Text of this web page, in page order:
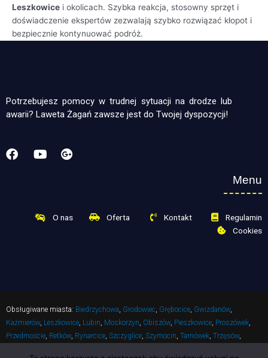
Leszkowice i okolicach. Szybka reakcja, stosowny sprzęt i
doświadczenie ekspertów zezwalają szybko rozwiązać kłopot i
bezpiecznie kontynuować podróż.
Potrzebujesz pomocy w trudnej sytuacji na drodze lub
awarii? Laweta Żagań zawsze jest do Twojej dyspozycji!
Menu
O nas Oferta Kontakt
Regulamin
Cookies
Obsługiwane miasta: Biedrzychowa, Grodowiec, Grębocice, Gwizdanów,
Kaźmierów, Leszkowice, Lubin, Moskorzyn, Obiszów, Pieszkowice, Proszówek,
Przedmoście, Retków, Rynarcice, Szczyglice, Szymocin, Tarnówek, Trzęsów,